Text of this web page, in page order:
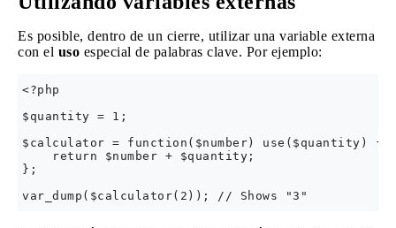
Es posible, dentro de un cierre, utilizar una variable externa
con el uso especial de palabras clave. Por ejemplo:
<?php
$quantity = 1;
$calculator = function($number) use($quantity) {
    return $number + $quantity;
};